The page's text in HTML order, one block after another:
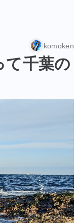
komoken
て千葉の